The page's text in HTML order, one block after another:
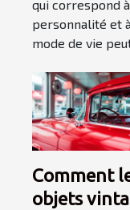
?
qui correspond
personnalité et
mode de vie
Comment
objets